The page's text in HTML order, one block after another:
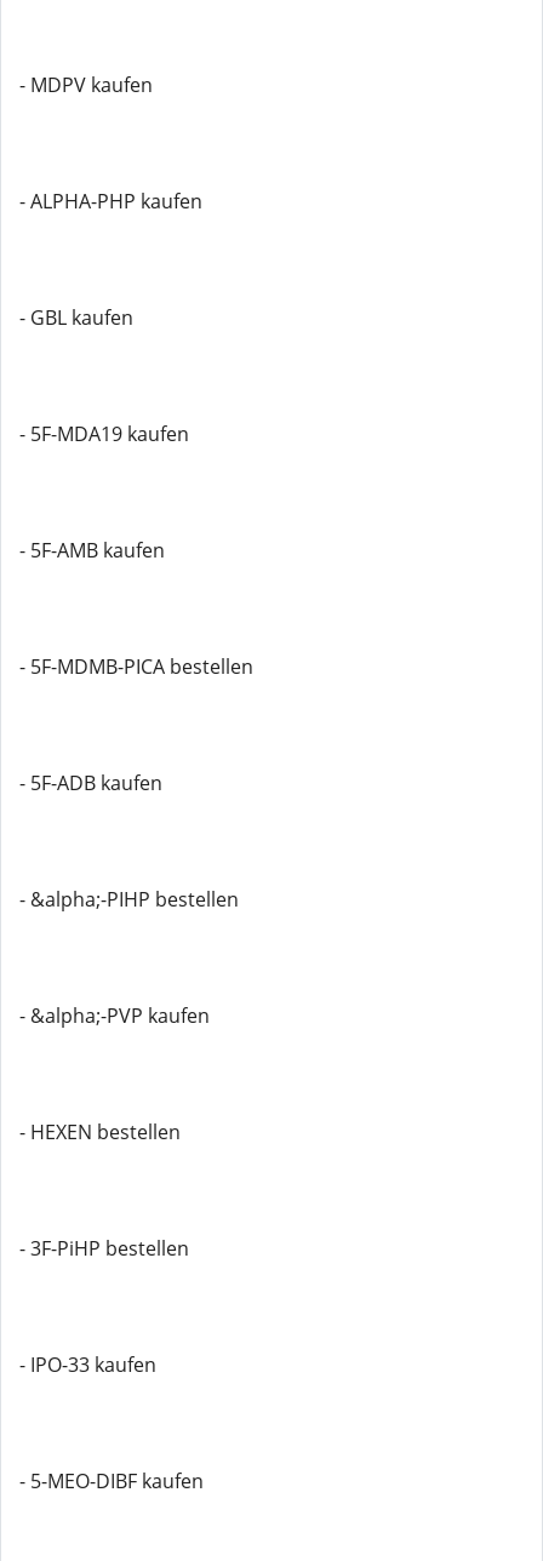
- MDPV kaufen
- ALPHA-PHP kaufen
- GBL kaufen
- 5F-MDA19 kaufen
- 5F-AMB kaufen
- 5F-MDMB-PICA bestellen
- 5F-ADB kaufen
- &alpha;-PIHP bestellen
- &alpha;-PVP kaufen
- HEXEN bestellen
- 3F-PiHP bestellen
- IPO-33 kaufen
- 5-MEO-DIBF kaufen